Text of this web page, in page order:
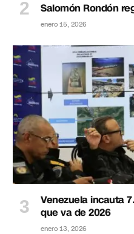
Salomón Rondón
enero 15, 2026
Venezuela incauta
que va de 2026
enero 13, 2026